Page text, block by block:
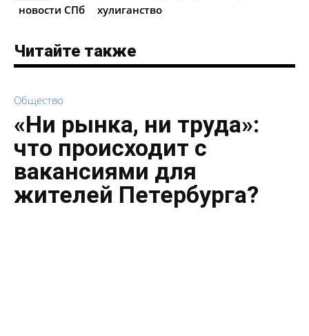
новости СПб
хулиганство
Читайте также
Общество
«Ни рынка, ни труда»:
что происходит с
вакансиями для
жителей Петербурга?